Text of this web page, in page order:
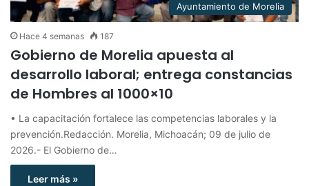
Ayuntamiento de Morelia
Hace 4 semanas 187
Gobierno de Morelia apuesta al
desarrollo laboral; entrega constancias
de Hombres al 1000×10
• La capacitación fortalece las competencias laborales y la
prevención.Redacción. Morelia, Michoacán; 09 de julio de
2026.- El Gobierno de…
Leer más »